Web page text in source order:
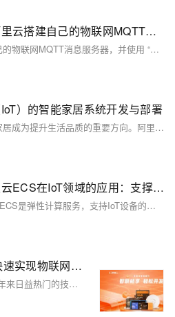
（手把手）在华为云、阿里云搭建自己的物联网MQTT消息服务器，免费IOT平台
本文介绍如何在阿里云搭建自己的物联网MQTT消息服务器，并使用 “MQTT客户端调试工具”模拟MQTT设备，接入平台进行消息收发。
）的智能家居系统开发与部署
随着物联网技术的发展，智能家居成为提升生活品质的重要方向。阿里云物联网平台提供设备接入、数据管理及应用开发能力，支持亿级设备接入、高效数据管理和灵活应用开发，确保系统安全。本文通过实战案例展示如何基于该平台构建智能家居系统，涵盖设备接入、远程控制、场景联动与数据分析等功能，助力企业快速部署智能家居解决方案。
【阿里云弹性计算】阿里云ECS在IoT领域的应用：支撑大规模设备连接与数据处理
【5月更文挑战第26天】阿里云ECS是弹性计算服务，支持IoT设备的连接与数据处理。通过MQTT协议实现设备快速接入，配合消息队列处理异构实时数据。ECS可用于部署数据处理工具、应用服务，如智能家居控制系统，通过弹性伸缩适应负载变化。结合阿里云其他服务，ECS为IoT提供完整解决方案，助力企业数字化转型。
阿里云IoT HaaS 510：快速实现物联网数据传输的利器
众所周知，物联网（IoT）是近年来日益热门的技术领域之一，它的广泛应用为人们的生活和工作带来了无限可能。在物联网应用中，数据的采集和传输是至关重要的一环。DTU是一种应用于物联网数据传输的终端设备，它可以将各类传感器、数据采集单元等通过串口RS232/485传输到DTU，再由DTU转发到4G网络上传至云端。阿里云IoT HaaS 510是一款开板式DTU产品，能够帮助企业快速搭建物联网平台，并实现数据的采集和传输，那么本文就来简单分享一下。